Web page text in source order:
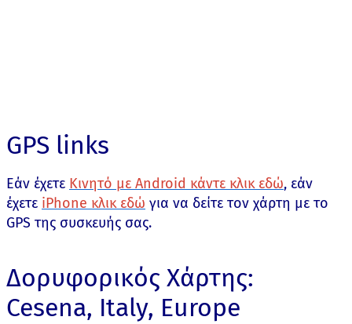
GPS links
Εάν έχετε Κινητό με Android κάντε κλικ εδώ, εάν
έχετε iPhone κλικ εδώ για να δείτε τον χάρτη με το
GPS της συσκευής σας.
Δορυφορικός Χάρτης:
Cesena, Italy, Europe